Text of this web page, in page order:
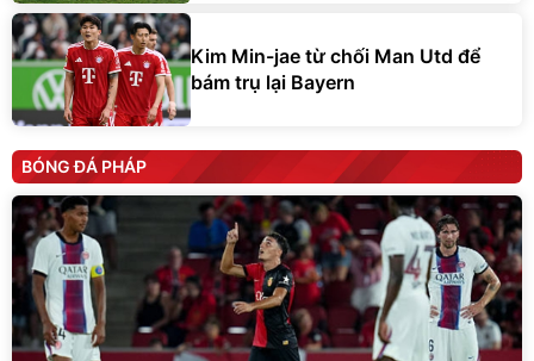
Kim Min-jae từ chối Man Utd để
bám trụ lại Bayern
BÓNG ĐÁ PHÁP